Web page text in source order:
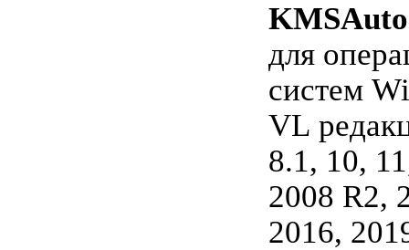
KMSAuto
для
систем
VL
8.1, 10,
2008 R2,
2016,